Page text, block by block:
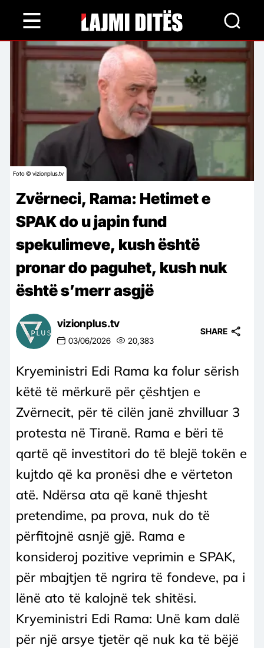
content
Foto © vizionplus.tv
Zvërneci, Rama: Hetimet e
SPAK do u japin fund
spekulimeve, kush është
pronar do paguhet, kush nuk
është s’merr asgjë
vizionplus.tv
03/06/2026 20,383
SHARE
Kryeministri Edi Rama ka folur sërish
këtë të mërkurë për çështjen e
Zvërnecit, për të cilën janë zhvilluar 3
protesta në Tiranë. Rama e bëri të
qartë që investitori do të blejë tokën e
kujtdo që ka pronësi dhe e vërteton
atë. Ndërsa ata që kanë thjesht
pretendime, pa prova, nuk do të
përfitojnë asnjë gjë. Rama e
konsideroj pozitive veprimin e SPAK,
për mbajtjen të ngrira të fondeve, pa i
lënë ato të kalojnë tek shitësi.
Kryeministri Edi Rama: Unë kam dalë
për një arsye tjetër që nuk ka të bëjë